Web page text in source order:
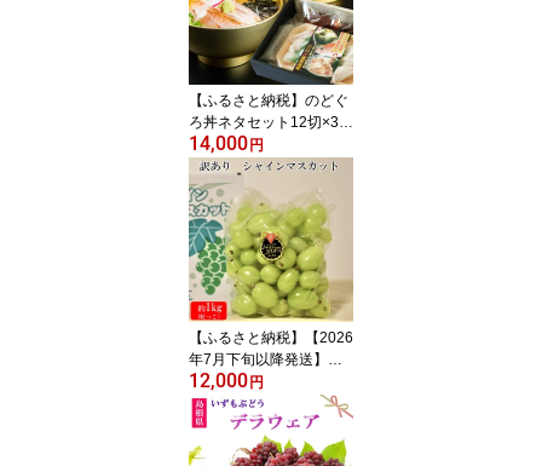
麺つゆ付き ギフト 島根
県 出雲市
【ふるさと納税】のどぐ
ろ丼ネタセット12切×3P
特製だし醤油付き | 海
鮮丼 海鮮 ギフト 贈り物
日本ギフト大賞2023 ふ
るさとギフト最高賞受賞
全国ご当地どんぶり選手
権 2連覇 有限会社日本海
14,000 円
【ふるさと納税】【2026
年7月下旬以降発送】い
ずもぶどう 訳ありシャイ
ンマスカット（粒っこ）
1kg見当 新鮮 甘い フル
ーツ 果物 | 粒っこ ぶどう
12,000 円